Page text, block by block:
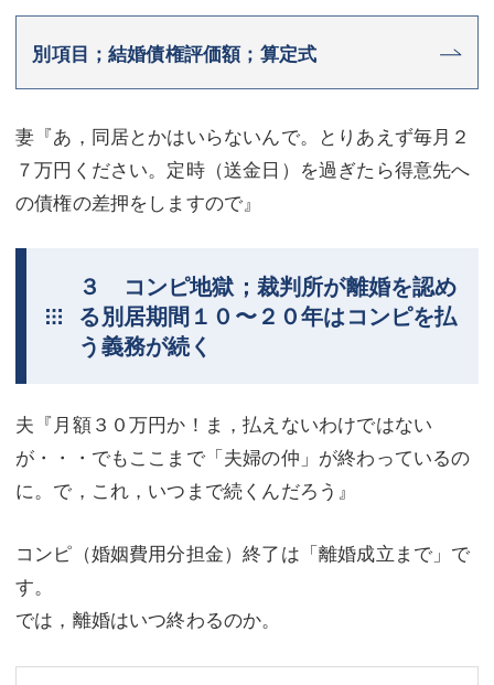
別項目；結婚債権評価額；算定式
妻『あ，同居とかはいらないんで。とりあえず毎月２
７万円ください。定時（送金日）を過ぎたら得意先へ
の債権の差押をしますので』
３ コンピ地獄；裁判所が離婚を認め
る別居期間１０〜２０年はコンピを払
う義務が続く
夫『月額３０万円か！ま，払えないわけではない
が・・・でもここまで「夫婦の仲」が終わっているの
に。で，これ，いつまで続くんだろう』
コンピ（婚姻費用分担金）終了は「離婚成立まで」で
す。
では，離婚はいつ終わるのか。